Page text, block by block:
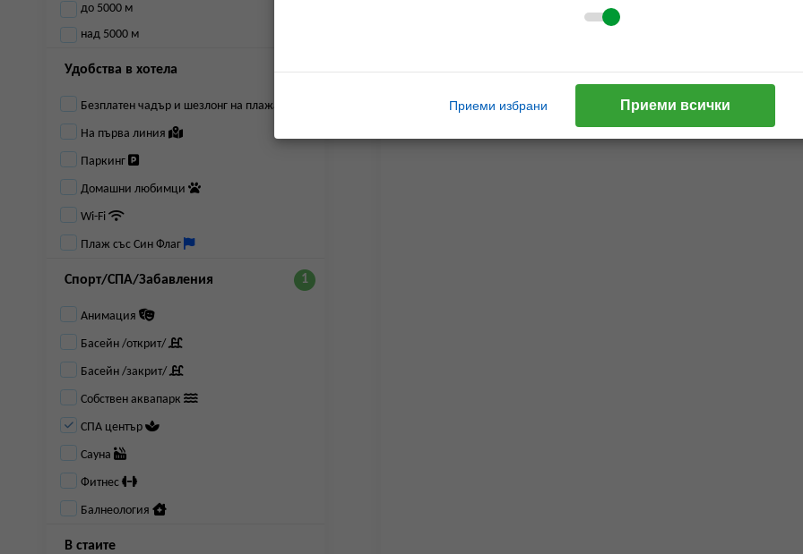
до 5000 м
над 5000 м
Удобства в хотела
Безплатен чадър и шезлонг на плажа
На първа линия
Паркинг
Домашни любимци
Wi-Fi
Плаж със Син Флаг
Спорт/СПА/Забавления
Анимация
Басейн /открит/
Басейн /закрит/
Собствен аквапарк
СПА център
Сауна
Фитнес
Балнеология
В стаите
Приеми избрани Приеми всички